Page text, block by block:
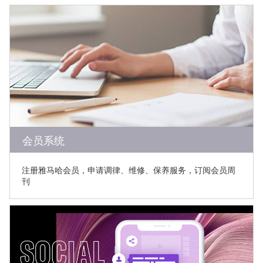
会员系统
注册雅马哈会员，申请调律、维修、保养服务，订阅会员周
刊